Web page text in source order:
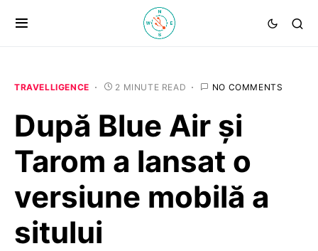
TRAVELLIGENCE 2 MINUTE READ NO COMMENTS
După Blue Air și
Tarom a lansat o
versiune mobilă a
sitului